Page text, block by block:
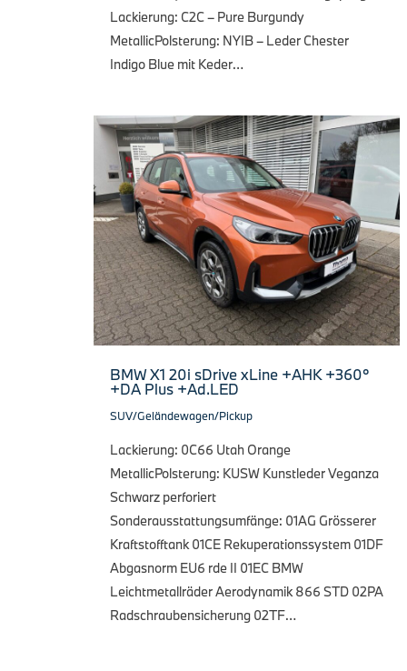
Lackierung: C2C – Pure Burgundy
MetallicPolsterung: NYIB – Leder Chester
Indigo Blue mit Keder…
BMW X1 20i sDrive xLine +AHK +360°
+DA Plus +Ad.LED
SUV/Geländewagen/Pickup
Lackierung: 0C66 Utah Orange
MetallicPolsterung: KUSW Kunstleder Veganza
Schwarz perforiert
Sonderausstattungsumfänge: 01AG Grösserer
Kraftstofftank 01CE Rekuperationssystem 01DF
Abgasnorm EU6 rde II 01EC BMW
Leichtmetallräder Aerodynamik 866 STD 02PA
Radschraubensicherung 02TF…